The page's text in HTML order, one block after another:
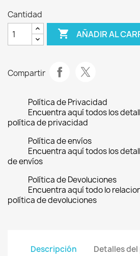
Cantidad
 AÑADIR AL
Compartir
Política de Privacidad
Encuentra aquí todos los
política de privacidad
Política de envíos
Encuentra aquí todos los
de envíos
Política de Devoluciones
Encuentra aquí todo lo
política de devoluciones
Descripción Detalles